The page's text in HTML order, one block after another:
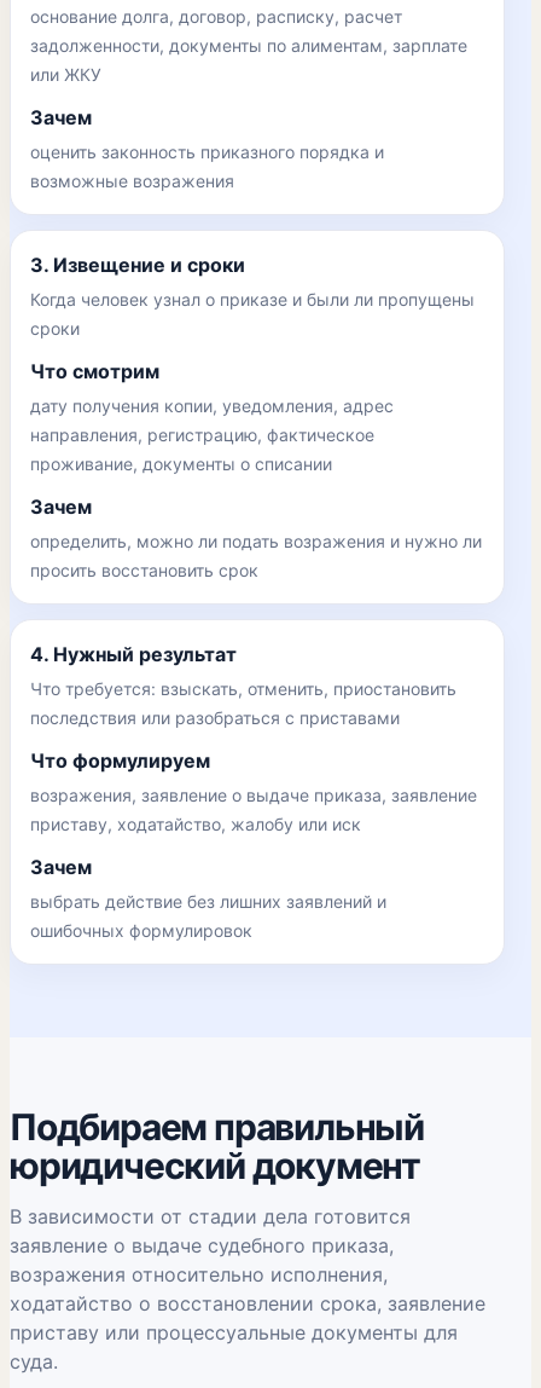
основание долга, договор, расписку, расчет
задолженности, документы по алиментам, зарплате
или ЖКУ
Зачем
оценить законность приказного порядка и
возможные возражения
3. Извещение и сроки
Когда человек узнал о приказе и были ли пропущены
сроки
Что смотрим
дату получения копии, уведомления, адрес
направления, регистрацию, фактическое
проживание, документы о списании
Зачем
определить, можно ли подать возражения и нужно ли
просить восстановить срок
4. Нужный результат
Что требуется: взыскать, отменить, приостановить
последствия или разобраться с приставами
Что формулируем
возражения, заявление о выдаче приказа, заявление
приставу, ходатайство, жалобу или иск
Зачем
выбрать действие без лишних заявлений и
ошибочных формулировок
Подбираем правильный
юридический документ
В зависимости от стадии дела готовится
заявление о выдаче судебного приказа,
возражения относительно исполнения,
ходатайство о восстановлении срока, заявление
приставу или процессуальные документы для
суда.